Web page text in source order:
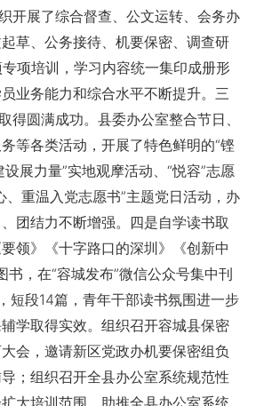
开展了综合督查、公文运转、会务办
草、公务接待、机要保密、调查研
项培训，学习内容统一集印成册形
业务能力和综合水平不断提升。三
得圆满成功。县委办公室整合节日、
等各类活动，开展了特色鲜明的“铿
展力量”实地观摩活动、“悦容”志愿
、重温入党志愿书”主题党日活动，办
团结力不断增强。四是自学读书取
领》《十字路口的深圳》《创新中
，在“容城发布”微信公众号集中刊
短段14篇，青年干部读书氛围进一步
学取得实效。组织召开容城县保密
会，邀请新区党政办机要保密组负
；组织召开全县办公室系统规范性
大培训范围，助推全县办公室系统